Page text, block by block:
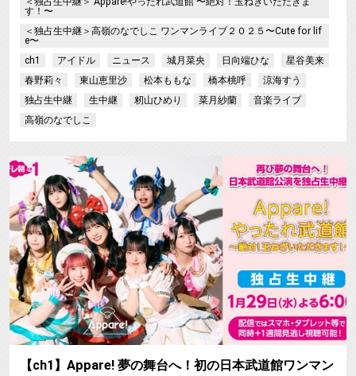
す！〜
＜独占生中継＞高嶺のなでしこ ワンマンライブ２０２５〜Cute for lif
e〜
ch1
アイドル ニュース 城月菜央 日向端ひな
星谷美来
春野莉々
東山恵里沙 松本ももな 橋本桃呼
涼海すう
独占生中継
生中継 籾山ひめり 菜月紗蘭
音楽ライブ
高嶺のなでしこ
【ch1】Appare! 夢の舞台へ！初の日本武道館ワンマン